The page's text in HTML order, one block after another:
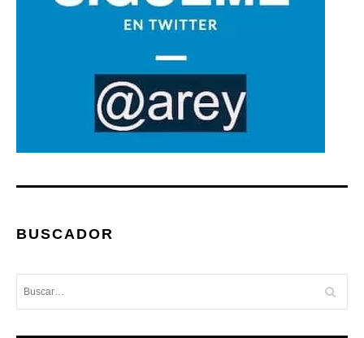
BUSCADOR